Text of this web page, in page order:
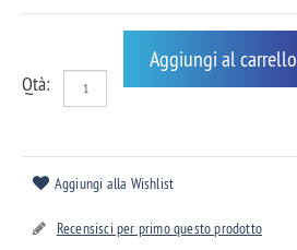
Qtà:
Aggiungi al carrello
Aggiungi alla Wishlist
Recensisci per primo questo prodotto